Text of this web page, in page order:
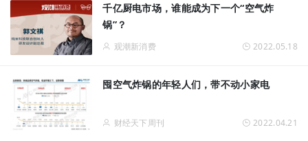
千亿厨电市场，谁能成为下一个“空气炸
锅”？
观潮新消费 2022.05.18
囤空气炸锅的年轻人们，带不动小家电
财经天下周刊 2022.04.21